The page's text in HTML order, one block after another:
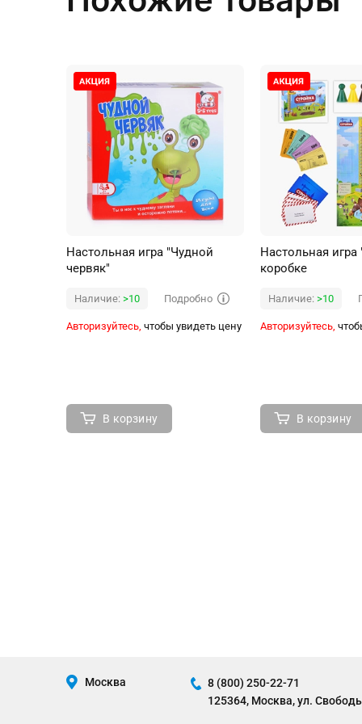
Настольная игра "Чудной
червяк"
Наличие: >10 Подробно
Авторизуйтесь, чтобы увидеть цену
В корзину
Настольная игра
коробке
Наличие: >10
Авторизуйтесь,
В корзину
Москва
8 (800) 250-22-71
125364, Москва, ул.